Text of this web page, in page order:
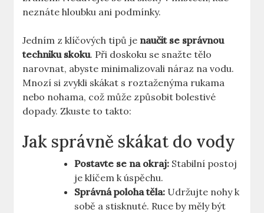
neznáte hloubku ani podmínky.
Jedním z klíčových tipů je naučit se správnou
techniku skoku. Při doskoku se snažte tělo
narovnat, abyste minimalizovali náraz na vodu.
Mnozí si zvykli skákat s roztaženýma rukama
nebo nohama, což může způsobit bolestivé
dopady. Zkuste to takto:
Jak správně skákat do vody
Postavte se na okraj: Stabilní postoj
je klíčem k úspěchu.
Správná poloha těla: Udržujte nohy k
sobě a stisknuté. Ruce by měly být